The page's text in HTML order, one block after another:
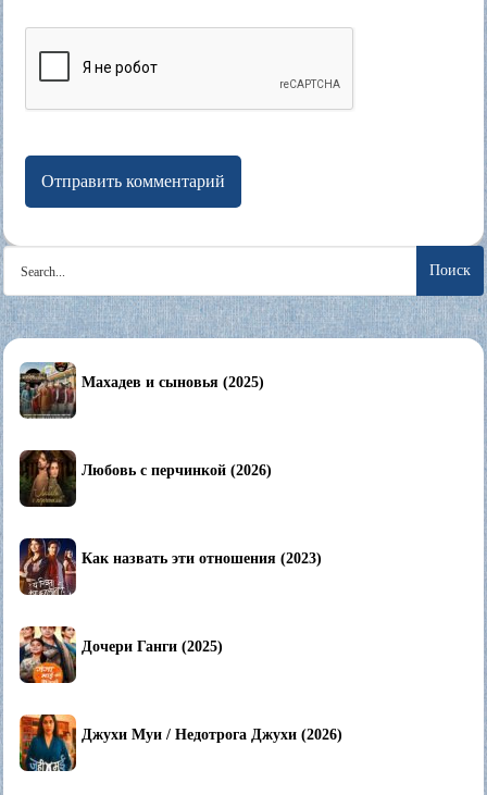
Search
for:
Махадев и сыновья (2025)
Любовь с перчинкой (2026)
Как назвать эти отношения (2023)
Дочери Ганги (2025)
Джухи Муи / Недотрога Джухи (2026)